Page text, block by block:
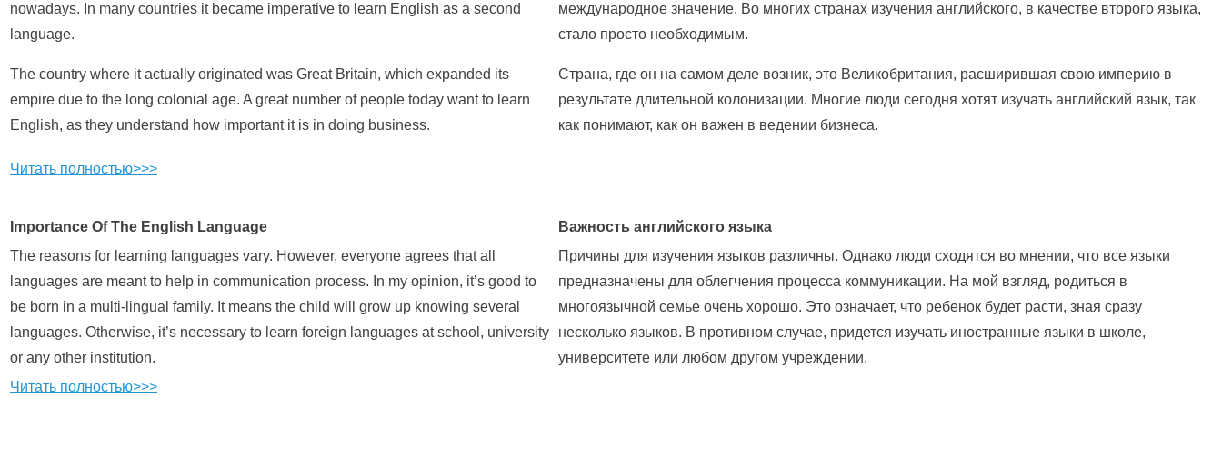
nowadays. In many countries it became imperative to learn English as a second
language.
The country where it actually originated was Great Britain, which expanded its
empire due to the long colonial age. A great number of people today want to learn
English, as they understand how important it is in doing business.
международное значение. Во многих странах изучения английского, в качестве второго языка,
стало просто необходимым.
Страна, где он на самом деле возник, это Великобритания, расширившая свою империю в
результате длительной колонизации. Многие люди сегодня хотят изучать английский язык, так
как понимают, как он важен в ведении бизнеса.
Читать полностью>>>
Importance Of The English Language
Важность английского языка
The reasons for learning languages vary. However, everyone agrees that all
languages are meant to help in communication process. In my opinion, it’s good to
be born in a multi-lingual family. It means the child will grow up knowing several
languages. Otherwise, it’s necessary to learn foreign languages at school, university
or any other institution.
Причины для изучения языков различны. Однако люди сходятся во мнении, что все языки
предназначены для облегчения процесса коммуникации. На мой взгляд, родиться в
многоязычной семье очень хорошо. Это означает, что ребенок будет расти, зная сразу
несколько языков. В противном случае, придется изучать иностранные языки в школе,
университете или любом другом учреждении.
Читать полностью>>>